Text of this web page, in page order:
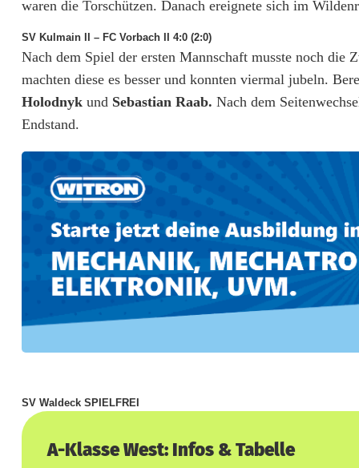
W
N
s
n
d
r
waren die Torschützen. Danach ereignete sich im
SV Kulmain II – FC Vorbach II 4:0 (2:0)
Nach dem Spiel der ersten Mannschaft musste noch die
machten diese es besser und konnten viermal jubeln.
Holodnyk und Sebastian Raab. Nach dem
Endstand.
SV Waldeck SPIELFREI
A-Klasse West: Infos & Tabelle